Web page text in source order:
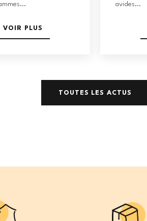
VOIR PLUS
avides...
TOUTES LES ACTUS